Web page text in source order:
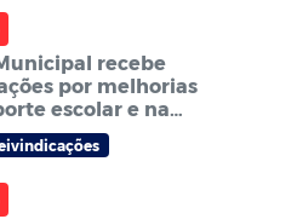
recebe
por melhorias
escolar e na
dos ACS e ACE